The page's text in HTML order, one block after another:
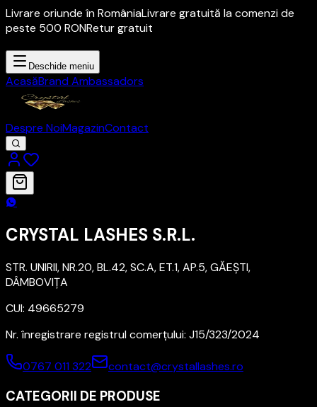
Livrare oriunde în RomâniaLivrare gratuită la comenzi de
peste 500 RONRetur gratuit
Deschide meniu
AcasăBrand Ambassadors
Despre NoiMagazinContact
CRYSTAL LASHES S.R.L.
STR. UNIRII, NR.20, BL.42, SC.A, ET.1, AP.5, GĂEŞTI,
DÂMBOVIŢA
CUI: 49665279
Nr. înregistrare registrul comerțului: J15/323/2024
0767 011 322 contact@crystallashes.ro
CATEGORII DE PRODUSE